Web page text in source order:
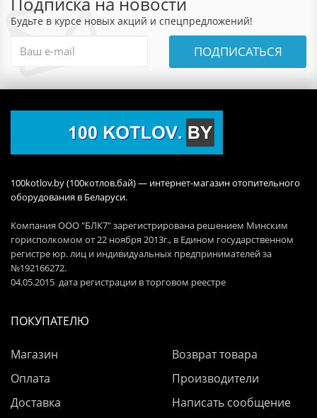
Будьте в курсе новых акций и спецпредложений!
ПОДПИСАТЬСЯ
100kotlov.by (100котлов.бай) — интернет-магазин отопительного
оборудования в Беларуси.
Компания ООО "БЛК7" зарегистрирована решением Минским
горисполкомом от 22 ноября 2013г., в Едином государственном
регистре юр. лиц и индивидуальных предпринимателей за
№192166272.
04.05.2015 дата регистрации в торговом реестре
ПОКУПАТЕЛЮ
Магазин
Оплата
Доставка
Возврат товара
Производители
Написать сообщение